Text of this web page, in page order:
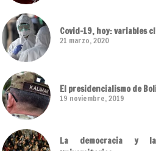
Covid-19, hoy: variables
21 marzo, 2020
El presidencialismo de
19 noviembre, 2019
La democracia y la